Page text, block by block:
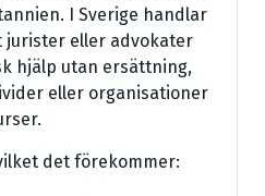
I Sverige handlar
jurister eller advokater
hjälp utan ersättning,
eller organisationer
det förekommer: